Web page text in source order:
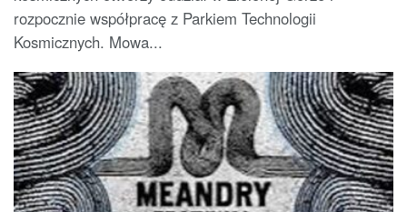
rozpocznie współpracę z Parkiem Technologii
Kosmicznych. Mowa...